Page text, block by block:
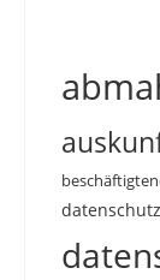
datenschutz